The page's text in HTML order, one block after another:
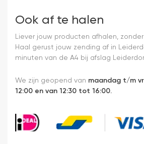
Ook af te halen
Liever jouw producten afhalen,
Haal gerust jouw zending af in
minuten van de A4 bij afslag
We zijn geopend van maandag t/m
12:00 en van 12:30 tot 16:00.